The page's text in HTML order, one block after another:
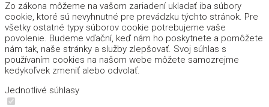
Zo zákona môžeme na vašom zariadení ukladať iba súbory
cookie, ktoré sú nevyhnutné pre prevádzku týchto stránok. Pre
všetky ostatné typy súborov cookie potrebujeme vaše
povolenie. Budeme vďační, keď nám ho poskytnete a pomôžete
nám tak, naše stránky a služby zlepšovať. Svoj súhlas s
používaním cookies na našom webe môžete samozrejme
kedykoľvek zmeniť alebo odvolať.
Jednotlivé súhlasy